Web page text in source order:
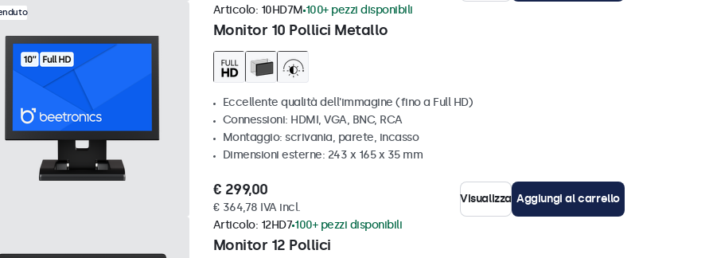
Monitor 10 Pollici Metallo
Articolo: 10HD7M 100+ pezzi disponibili
Eccellente qualità dell'immagine (fino a Full HD)
Connessioni: HDMI, VGA, BNC, RCA
Montaggio: scrivania, parete, incasso
Dimensioni esterne: 243 x 165 x 35 mm
€ 299,00
€ 364,78 IVA incl.
Visualizza Aggiungi al carrello
Monitor 12 Pollici
Articolo: 12HD7 100+ pezzi disponibili